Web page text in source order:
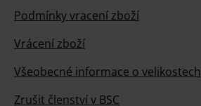
Podmínky vracení zboží
Vrácení zboží
Všeobecné informace o velikostech
Zrušit členství v BSC